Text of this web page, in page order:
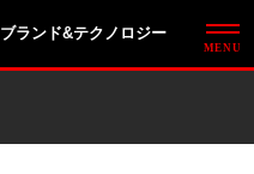
ブランド&テクノロジー